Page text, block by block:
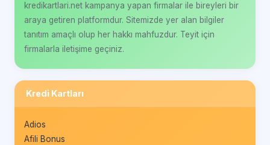
kredikartlari.net kampanya yapan firmalar ile bireyleri bir
araya getiren platformdur. Sitemizde yer alan bilgiler
tanıtım amaçlı olup her hakkı mahfuzdur. Teyit için
firmalarla iletişime geçiniz.
Kredi Kartları
Adios
Afili Bonus